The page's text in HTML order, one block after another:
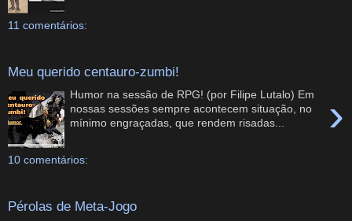
11 comentários:
Meu querido centauro-zumbi!
›
Humor na sessão de RPG! (por Filipe Lutalo) Em
nossas sessões sempre acontecem situação, no
mínimo engraçadas, que rendem risadas...
10 comentários:
Pérolas de Meta-Jogo